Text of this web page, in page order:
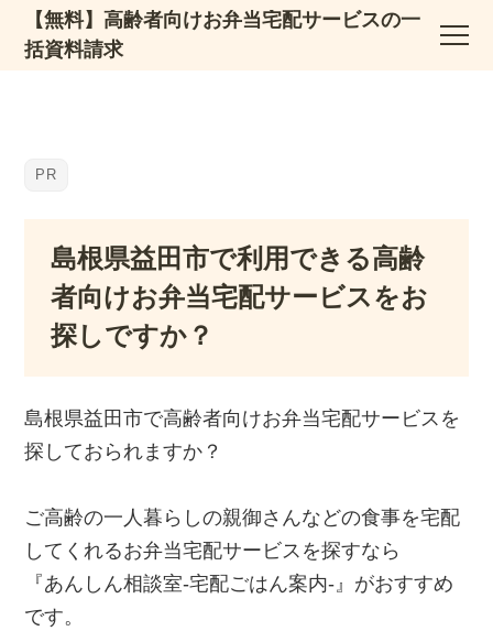
【無料】高齢者向けお弁当宅配サービスの一
括資料請求
島根県益田市で利用できる高齢
者向けお弁当宅配サービスをお
探しですか？
島根県益田市で高齢者向けお弁当宅配サービスを
探しておられますか？
ご高齢の一人暮らしの親御さんなどの食事を宅配
してくれるお弁当宅配サービスを探すなら
『あんしん相談室‐宅配ごはん案内‐』がおすすめ
です。